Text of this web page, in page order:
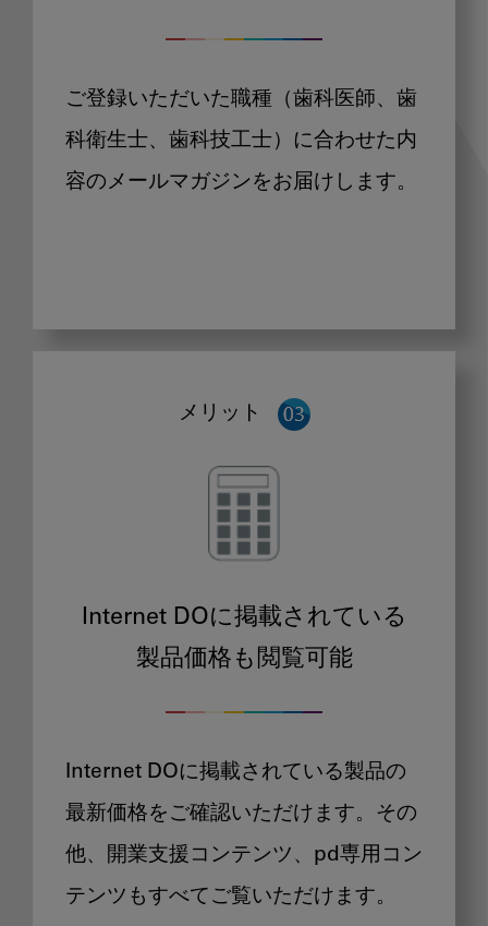
ご登録いただいた職種（歯科医師、歯
科衛生士、歯科技工士）に合わせた内
容のメールマガジンをお届けします。
メリット
Internet DOに掲載されている
製品価格も閲覧可能
Internet DOに掲載されている製品の
最新価格をご確認いただけます。その
他、開業支援コンテンツ、pd専用コン
テンツもすべてご覧いただけます。